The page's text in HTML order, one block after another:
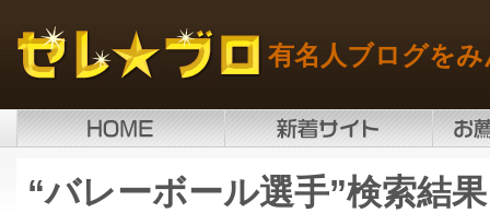
有名人ブログを
“バレーボール選手”検索結果